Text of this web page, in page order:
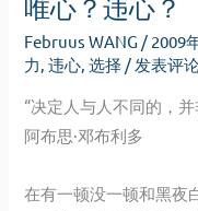
天
是
样
逝
个
冬
是
怎
唯心？违心？
Februus WANG / 2009
力 ,违心 ,选择 / 发表评
“决定人与人不同的，
阿布思·邓布利多
在有一顿没一顿和黑夜